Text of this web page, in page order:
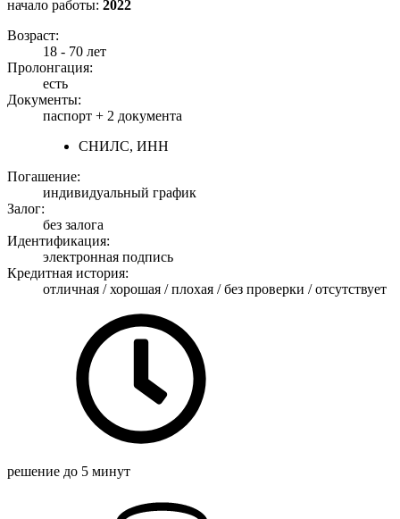
начало работы: 2022
Возраст:
18 - 70 лет
Пролонгация:
есть
Документы:
паспорт + 2 документа
СНИЛС, ИНН
Погашение:
индивидуальный график
Залог:
без залога
Идентификация:
электронная подпись
Кредитная история:
отличная / хорошая / плохая / без проверки / отсутствует
решение до 5 минут